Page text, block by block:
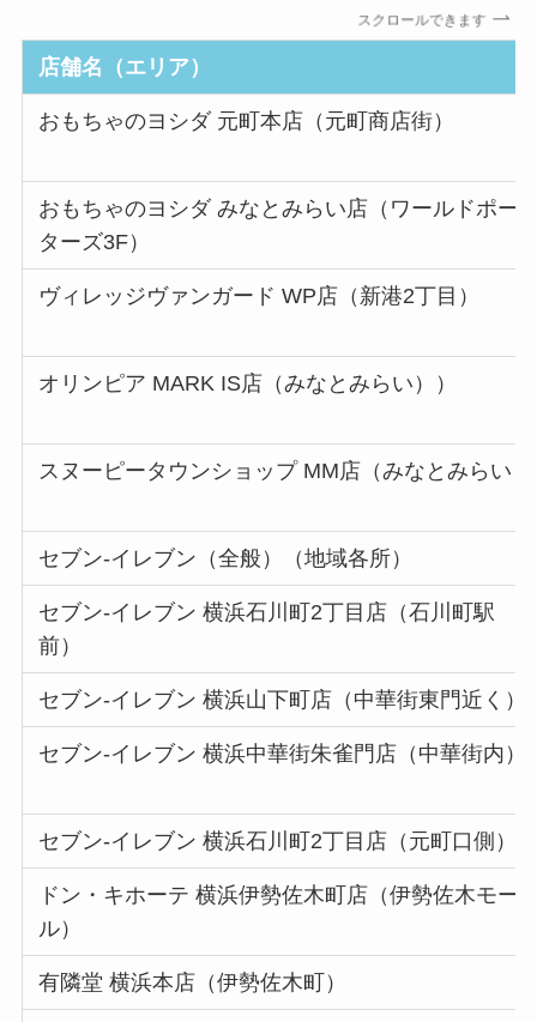
スクロールできます
店舗名（エリア）
おもちゃのヨシダ 元町本店（元町商店街）
おもちゃのヨシダ みなとみらい店（ワールドポー
ターズ3F）
ヴィレッジヴァンガード WP店（新港2丁目）
オリンピア MARK IS店（みなとみらい））
スヌーピータウンショップ MM店（みなとみらい）
セブン-イレブン（全般）（地域各所）
セブン-イレブン 横浜石川町2丁目店（石川町駅
前）
セブン-イレブン 横浜山下町店（中華街東門近く）
セブン-イレブン 横浜中華街朱雀門店（中華街内）
セブン-イレブン 横浜石川町2丁目店（元町口側）
ドン・キホーテ 横浜伊勢佐木町店（伊勢佐木モー
ル）
有隣堂 横浜本店（伊勢佐木町）